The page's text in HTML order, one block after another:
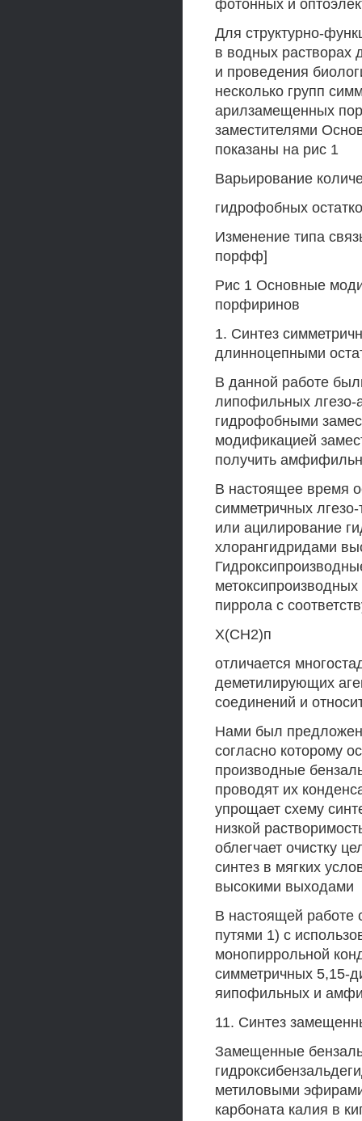
фотонных и
Для структурно-
в водных растворах
и проведения
несколько групп
арилзамещенных
заместителями
показаны на рис 1
Варьирование
гидрофобных
Изменение типа
порфф]
Рис 1 Основные
порфиринов
1. Синтез
длинноцепными
В данной работе
липофильных
гидрофобными
модификацией
получить
В настоящее время
симметричных
или ацилирование
хлорангидридами
пиррола с
Х(СН2)п
отличается
деметилирующих
соединений и
Нами был
согласно которому
производные
проводят их
упрощает схему
низкой
облегчает очистку
синтез в мягких
высокими выходами
В настоящей работе
путями 1) с
монопиррольной
симметричных 5,15-
яипофильных и
11. Синтез
Замещенные
метиловыми
карбоната калия в